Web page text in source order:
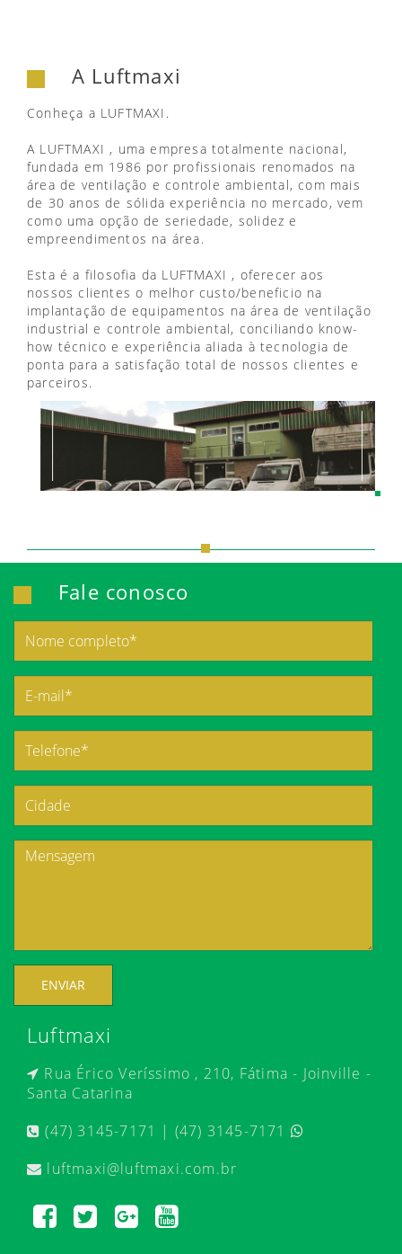
A Luftmaxi
Conheça a LUFTMAXI.
A LUFTMAXI , uma empresa totalmente nacional,
fundada em 1986 por profissionais renomados na
área de ventilação e controle ambiental, com mais
de 30 anos de sólida experiência no mercado, vem
como uma opção de seriedade, solidez e
empreendimentos na área.
Esta é a filosofia da LUFTMAXI , oferecer aos
nossos clientes o melhor custo/beneficio na
implantação de equipamentos na área de ventilação
industrial e controle ambiental, conciliando know-
how técnico e experiência aliada à tecnologia de
ponta para a satisfação total de nossos clientes e
parceiros.
Fale conosco
ENVIAR
Luftmaxi
Rua Érico Veríssimo , 210, Fátima - Joinville -
Santa Catarina
(47) 3145-7171 | (47) 3145-7171
luftmaxi@luftmaxi.com.br